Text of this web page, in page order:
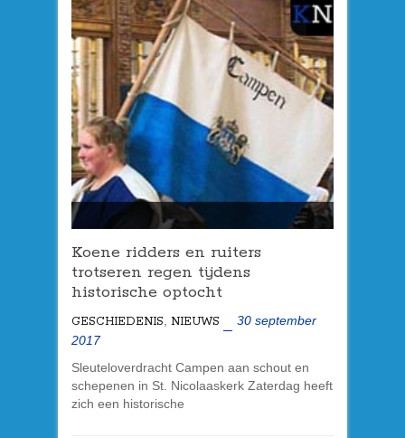
Koene ridders en ruiters
trotseren regen tijdens
historische optocht
GESCHIEDENIS, NIEUWS
30 september
2017
Sleuteloverdracht Campen aan schout en
schepenen in St. Nicolaaskerk Zaterdag heeft
zich een historische